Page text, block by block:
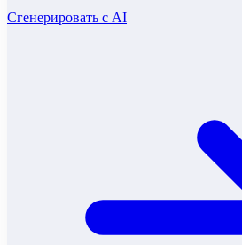
Сгенерировать с AI